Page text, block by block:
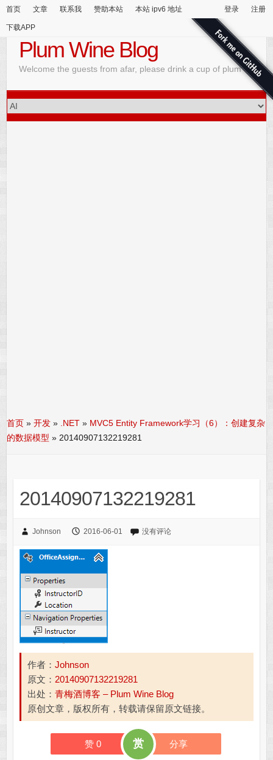
首页 文章 联系我 赞助本站 本站 ipv6 地址
下载APP
登录 注册
Plum Wine Blog
Welcome the guests from afar, please drink a cup of plum wine
首页 »开发 » .NET » MVC5 Entity Framework学习（6）：创建复杂
的数据模型 » 20140907132219281
20140907132219281
Johnson 2016-06-01 没有评论
作者： Johnson
原文： 20140907132219281
出处： 青梅酒博客 – Plum Wine Blog
原创文章，版权所有，转载请保留原文链接。
赞 0 赏 分享